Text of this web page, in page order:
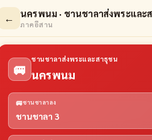
← นครพนม · ชานชาลาส่งพระและ
ภาคอีสาน
🚐
ชานชาลาส่งพระและสาธุชน
นครพนม
🚐ชานชาลาลง
ชานชาลา 3